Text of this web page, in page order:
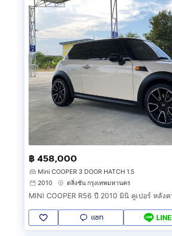
฿ 458,000
Mini COOPER 3 DOOR HATCH 1.5
2010
ตลิ่งชัน กรุงเทพมหานคร
แชท LINE